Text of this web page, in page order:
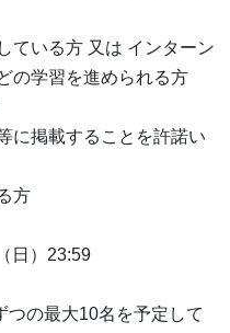
ている方 又は インターン
の学習を進められる方
に掲載することを許諾い
方
日）23:59
の最大10名を予定して